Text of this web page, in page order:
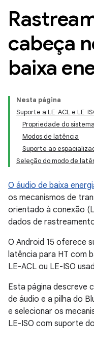
cabeça
baixa
Nesta página
Suporte a LE-ACL e LE-
Propriedade do sistema
Modos de latência
Suporte ao
Seleção do modo de
O áudio de baixa
os mecanismos de
orientado à conexão
dados de
O Android 15 oferece
latência para HT com
LE-ACL ou LE-ISO
Esta página descreve
de áudio e a pilha do
e selecionar os
LE-ISO com suporte